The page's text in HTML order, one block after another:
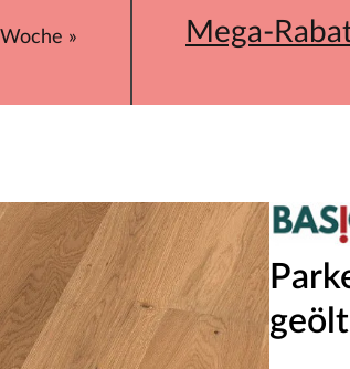
» Mega-